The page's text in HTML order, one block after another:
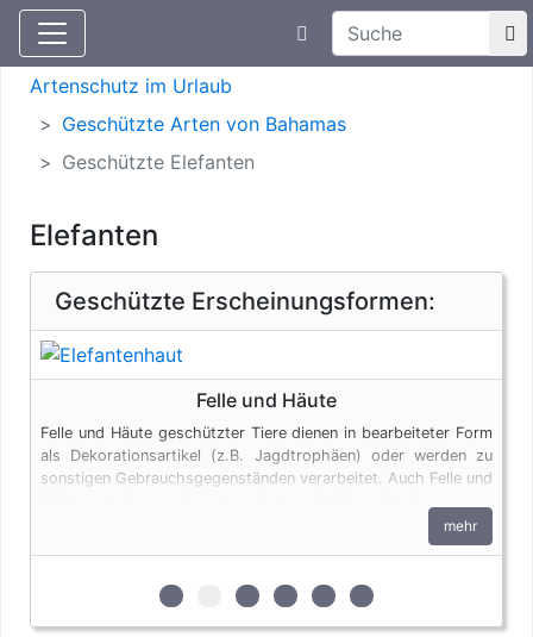
Aktuelle Meldungen
Suchtexteingabe
Artenschutz
Artenschutz im Urlaub
Geschützte Arten von Bahamas
Geschützte Elefanten
Elefanten
Geschützte Erscheinungsformen:
Felle und Häute
Felle und Häute geschützter Tiere dienen in bearbeiteter Form
als Dekorationsartikel (z.B. Jagdtrophäen) oder werden zu
sonstigen Gebrauchsgegenständen verarbeitet. Auch Felle und
Bei privaten Einfuhren zum persönlichen Gebrauch sind bis zu
vier Erzeugnisse von Krokodilen des Anhangs B pro Person
transportiert werden. Fleisch und Jagdtrophäen sind von
mehr
zur 1. geschützten Erscheinungsform
zur 2. geschützten
zur 3. geschützten
zur 4. geschützten
zur 5. geschützten
zur 6. geschützten